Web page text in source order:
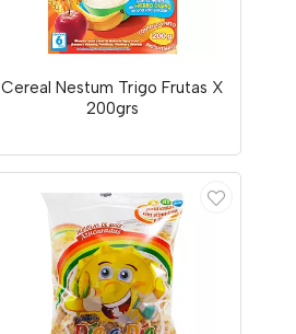
Cereal Nestum Trigo Frutas X
200grs